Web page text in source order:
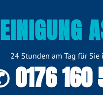
24 Stunden am Tag für Sie
0176 160